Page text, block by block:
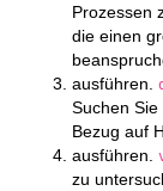
Prozessen
die einen
ausführen.
Suchen
Bezug auf
ausführen.
zu